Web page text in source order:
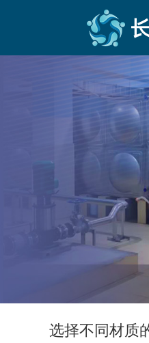
选择不同材质